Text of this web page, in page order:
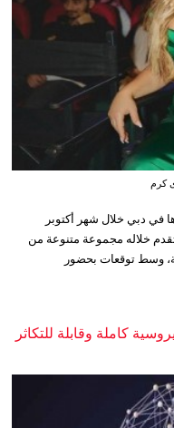
كرم
في دبي خلال شهر أكتوبر
غنائيًا يوم 2 أكتوبر، وتقدم خلاله مجموعة متنوعة من
وسط توقعات بحضور
كاملة وقابلة للتكاثر